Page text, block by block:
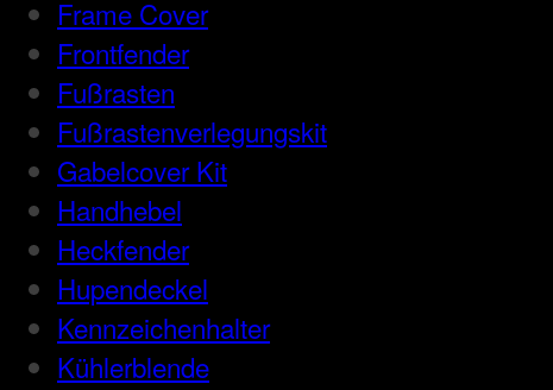
Frame Cover
Frontfender
Fußrasten
Fußrastenverlegungskit
Gabelcover Kit
Handhebel
Heckfender
Hupendeckel
Kennzeichenhalter
Kühlerblende